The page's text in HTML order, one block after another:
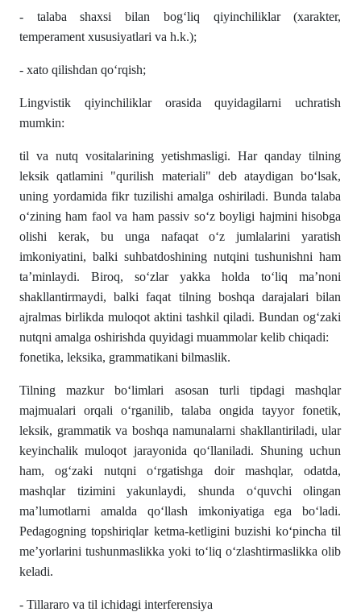
- talaba shaxsi bilan bog‘liq qiyinchiliklar (xarakter,
temperament xususiyatlari va h.k.);
- xato qilishdan qo‘rqish;
Lingvistik qiyinchiliklar orasida quyidagilarni uchratish
mumkin:
til va nutq vositalarining yetishmasligi. Har qanday tilning
leksik qatlamini "qurilish materiali" deb ataydigan bo‘lsak,
uning yordamida fikr tuzilishi amalga oshiriladi. Bunda talaba
o‘zining ham faol va ham passiv so‘z boyligi hajmini hisobga
olishi kerak, bu unga nafaqat o‘z jumlalarini yaratish
imkoniyatini, balki suhbatdoshining nutqini tushunishni ham
ta’minlaydi. Biroq, so‘zlar yakka holda to‘liq ma’noni
shakllantirmaydi, balki faqat tilning boshqa darajalari bilan
ajralmas birlikda muloqot aktini tashkil qiladi. Bundan og‘zaki
nutqni amalga oshirishda quyidagi muammolar kelib chiqadi:
fonetika, leksika, grammatikani bilmaslik.
Tilning mazkur bo‘limlari asosan turli tipdagi mashqlar
majmualari orqali o‘rganilib, talaba ongida tayyor fonetik,
leksik, grammatik va boshqa namunalarni shakllantiriladi, ular
keyinchalik muloqot jarayonida qo‘llaniladi. Shuning uchun
ham, og‘zaki nutqni o‘rgatishga doir mashqlar, odatda,
mashqlar tizimini yakunlaydi, shunda o‘quvchi olingan
ma’lumotlarni amalda qo‘llash imkoniyatiga ega bo‘ladi.
Pedagogning topshiriqlar ketma-ketligini buzishi ko‘pincha til
me’yorlarini tushunmaslikka yoki to‘liq o‘zlashtirmaslikka olib
keladi.
- Tillararo va til ichidagi interferensiya